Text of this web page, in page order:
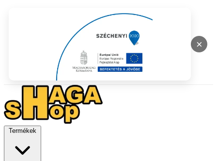
×
Termékek